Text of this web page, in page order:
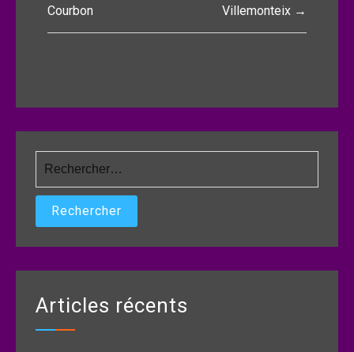
de
Courbon
Villemonteix →
Articles récents